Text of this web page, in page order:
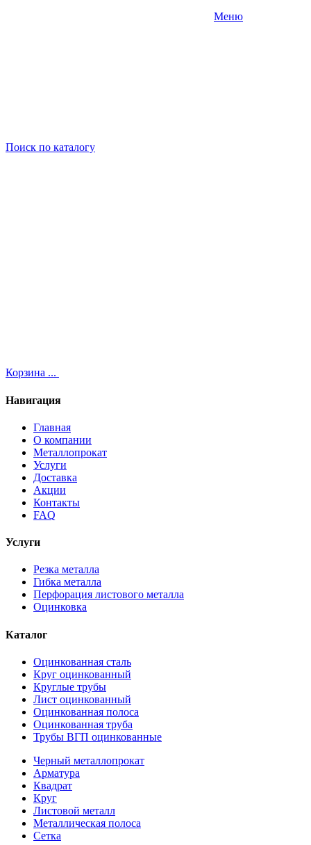
Меню
Поиск по каталогу
Корзина ...
Навигация
Главная
О компании
Металлопрокат
Услуги
Доставка
Акции
Контакты
FAQ
Услуги
Резка металла
Гибка металла
Перфорация листового металла
Оцинковка
Каталог
Оцинкованная сталь
Круг оцинкованный
Круглые трубы
Лист оцинкованный
Оцинкованная полоса
Оцинкованная труба
Трубы ВГП оцинкованные
Черный металлопрокат
Арматура
Квадрат
Круг
Листовой металл
Металлическая полоса
Сетка